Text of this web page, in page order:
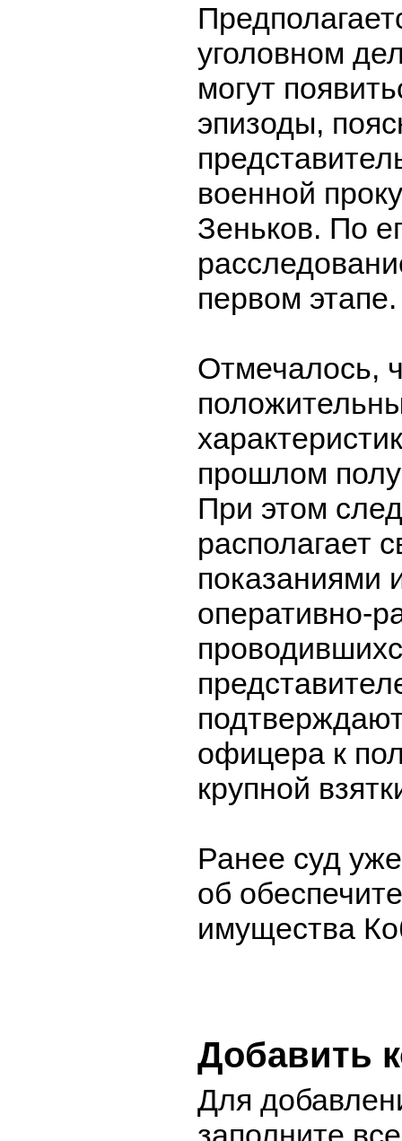
уголовном
могут
эпизоды,
военной
Зеньков. По
первом этапе.
Отмечалось,
прошлом
При этом
располагает
показаниями
оперативно-
офицера к
крупной
Ранее суд
об
имущества
Добавить
Для